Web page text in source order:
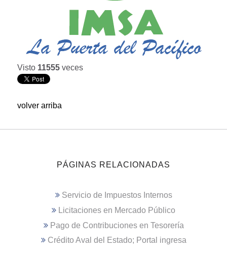
Visto 11555 veces
volver arriba
PÁGINAS RELACIONADAS
Servicio de Impuestos Internos
Licitaciones en Mercado Público
Pago de Contribuciones en Tesorería
Crédito Aval del Estado; Portal ingresa